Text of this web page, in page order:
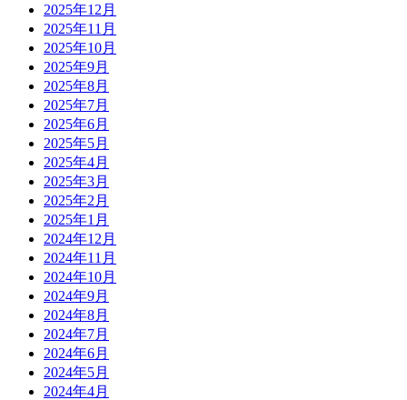
2025年12月
2025年11月
2025年10月
2025年9月
2025年8月
2025年7月
2025年6月
2025年5月
2025年4月
2025年3月
2025年2月
2025年1月
2024年12月
2024年11月
2024年10月
2024年9月
2024年8月
2024年7月
2024年6月
2024年5月
2024年4月